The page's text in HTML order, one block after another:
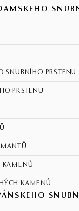
SNUBNÍHO PRSTENU
PRSTENU
KAMENŮ
KAMENŮ